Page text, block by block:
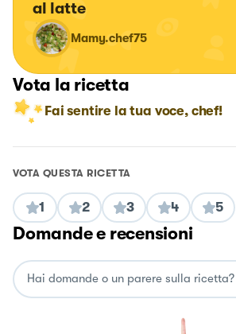
al latte
Mamy.chef75
Vota la ricetta
Fai sentire la tua voce, chef!
VOTA QUESTA RICETTA
1 2 3 4 5
Domande e recensioni